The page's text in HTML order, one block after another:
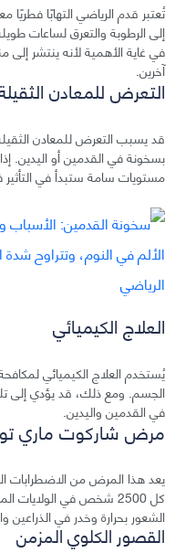
تُعتبر قدم الرياضي التهابًا
إلى الرطوبة والتعرق لساعات
في غاية الأهمية لأنه ينتشر
آخرين.
التعرض للمعادن
قد يسبب التعرض للمعادن
بسخونة في القدمين أو اليدين.
مستويات سامة ستبدأ في
العلاج الكيميائي
يُستخدم العلاج الكيميائي
الجسم. ومع ذلك، قد يؤدي إلى
في القدمين واليدين.
مرض شاركوت ماري
كل 2500 شخص في
الشعور بحرارة وخدر في الذراعين
القصور الكلوي المزمن